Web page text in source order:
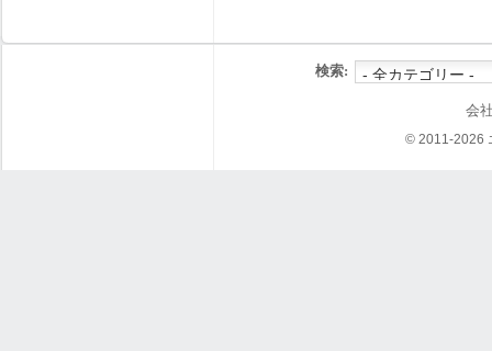
検索:
会
© 2011-2026